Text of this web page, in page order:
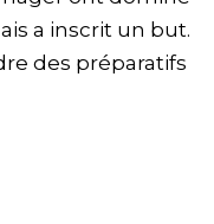
a inscrit un but.
des préparatifs